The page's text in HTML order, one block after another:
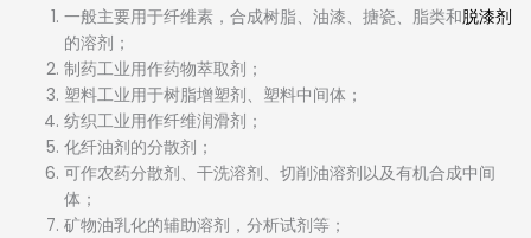
一般主要用于纤维素，合成树脂、油漆、搪瓷、脂类和脱漆剂
的溶剂；
制药工业用作药物萃取剂；
塑料工业用于树脂增塑剂、塑料中间体；
纺织工业用作纤维润滑剂；
化纤油剂的分散剂；
可作农药分散剂、干洗溶剂、切削油溶剂以及有机合成中间
体；
矿物油乳化的辅助溶剂，分析试剂等；